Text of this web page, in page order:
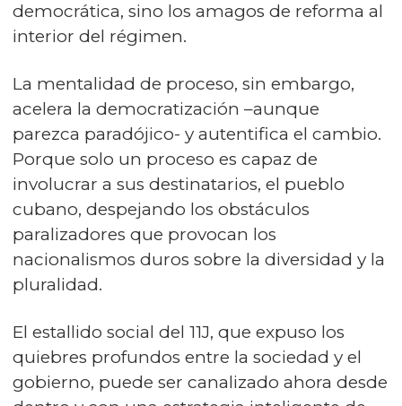
democrática, sino los amagos de reforma al
interior del régimen.
La mentalidad de proceso, sin embargo,
acelera la democratización –aunque
parezca paradójico- y autentifica el cambio.
Porque solo un proceso es capaz de
involucrar a sus destinatarios, el pueblo
cubano, despejando los obstáculos
paralizadores que provocan los
nacionalismos duros sobre la diversidad y la
pluralidad.
El estallido social del 11J, que expuso los
quiebres profundos entre la sociedad y el
gobierno, puede ser canalizado ahora desde